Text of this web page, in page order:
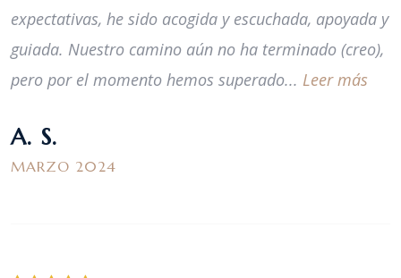
expectativas, he sido acogida y escuchada, apoyada y
guiada. Nuestro camino aún no ha terminado (creo),
pero por el momento hemos superado... Leer más
A. S.
MARZO 2024